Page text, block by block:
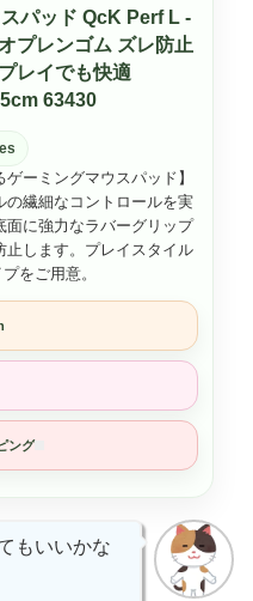
パッド QcK Perf L -
プレンゴム ズレ防止
レイでも快適
63430
ーミングマウスパッド】
の繊細なコントロールを実
面に強力なラバーグリップ
止します。プレイスタイル
をご用意。
ング
もいいかな